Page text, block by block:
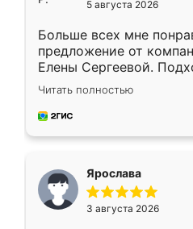
5 августа 2026
Больше всех мне
предложение от
Елены Сергеевой.
короткие сроки
для замера сотрудник
предложил по моему
Читать полностью
Ярослава
3 августа 2026